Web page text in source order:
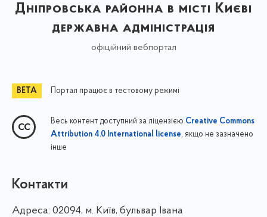
Дніпровська районна в місті Києві
державна адміністрація
офіційний вебпортал
Портал працює в тестовому режимі
Весь контент доступний за ліцензією Creative Commons
Attribution 4.0 International license, якщо не зазначено
інше
Контакти
Адреса: 02094, м. Київ, бульвар Івана